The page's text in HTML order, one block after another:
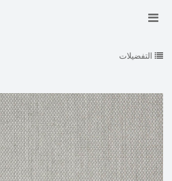
التفضيلات